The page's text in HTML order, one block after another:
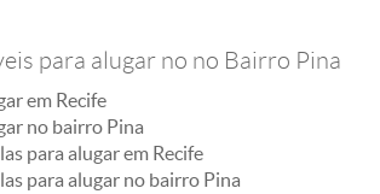
para alugar no no Bairro Pina
em Recife
no bairro Pina
para alugar em Recife
para alugar no bairro Pina